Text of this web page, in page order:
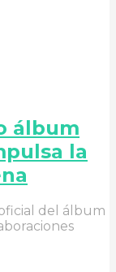
álbum
la
del álbum